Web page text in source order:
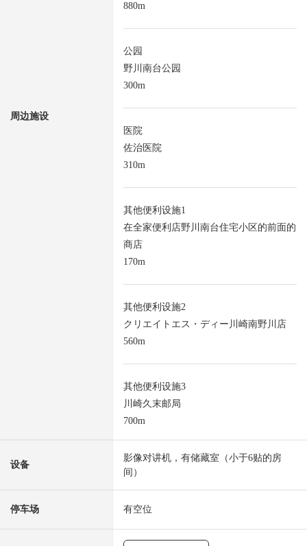
周边施设
880m
公园
野川南台公园
300m
医院
佐治医院
310m
其他便利设施1
在全家便利店野川南台住宅小区的前面的
商店
170m
其他便利设施2
クリエイトエス・ディー川崎南野川店
560m
其他便利设施3
川崎久末邮局
700m
设备
影像对讲机，有储藏室（小于6贴的房
间）
停车场 有空位